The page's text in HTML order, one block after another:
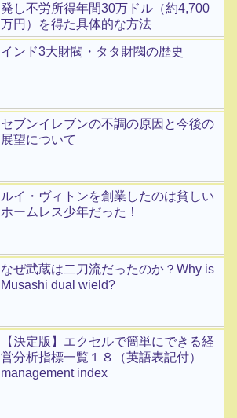
発し不労所得年間30万ドル（約4,700
万円）を得た具体的な方法
インド3大財閥・タタ財閥の歴史
セブンイレブンの不調の原因と今後の
展望について
ルイ・ヴィトンを創業したのは貧しい
ホームレス少年だった！
なぜ武蔵は二刀流だったのか？Why is
Musashi dual wield?
【決定版】エクセルで簡単にできる経
営分析指標一覧１８（英語表記付）
management index